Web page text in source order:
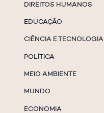
DIREITOS HUMANOS
EDUCAÇÃO
CIÊNCIA E TECNOLOGIA
POLÍTICA
MEIO AMBIENTE
MUNDO
ECONOMIA